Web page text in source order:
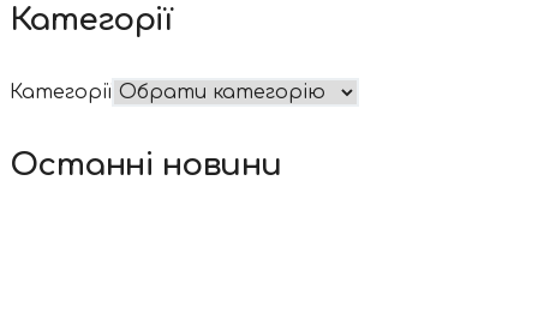
Категорії
Категорії
Останні новини